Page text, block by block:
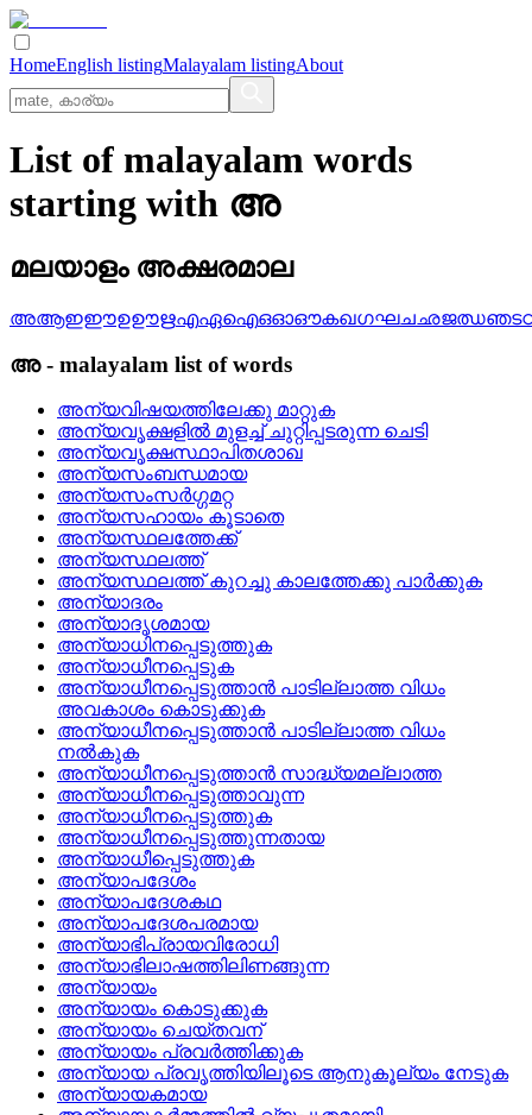
HomeEnglish listingMalayalam listingAbout
List of malayalam words
starting with അ
മലയാളം അക്ഷരമാല
അആഇഈഉഊഋഎഏഐഒഓഔകഖഗഘചഛജഝഞട
അ- malayalam list of words
അന്യവിഷയത്തിലേക്കു മാറ്റുക
അന്യവൃക്ഷളില്‍ മുളച്ച്‌ ചുറ്റിപ്പടരുന്ന ചെടി
അന്യവൃക്ഷസ്ഥാപിതശാഖ
അന്യസംബന്ധമായ
അന്യസംസര്‍ഗ്ഗമറ്റ
അന്യസഹായം കൂടാതെ
അന്യസ്ഥലത്തേക്ക്
അന്യസ്ഥലത്ത്
അന്യസ്ഥലത്ത്‌ കുറച്ചു കാലത്തേക്കു പാര്‍ക്കുക
അന്യാദരം
അന്യാദൃശമായ
അന്യാധിനപ്പെടുത്തുക
അന്യാധീനപ്പെടുക
അന്യാധീനപ്പെടുത്താന്‍ പാടില്ലാത്ത വിധം
അവകാശം കൊടുക്കുക
അന്യാധീനപ്പെടുത്താന്‍ പാടില്ലാത്ത വിധം
നല്‍കുക
അന്യാധീനപ്പെടുത്താന്‍ സാദ്ധ്യമല്ലാത്ത
അന്യാധീനപ്പെടുത്താവുന്ന
അന്യാധീനപ്പെടുത്തുക
അന്യാധീനപ്പെടുത്തുന്നതായ
അന്യാധീപ്പെടുത്തുക
അന്യാപദേശം
അന്യാപദേശകഥ
അന്യാപദേശപരമായ
അന്യാഭിപ്രായവിരോധി
അന്യാഭിലാഷത്തിലിണങ്ങുന്ന
അന്യായം
അന്യായം കൊടുക്കുക
അന്യായം ചെയ്‌തവന്
അന്യായം പ്രവര്‍ത്തിക്കുക
അന്യായ പ്രവൃത്തിയിലൂടെ ആനുകൂല്യം നേടുക
അന്യായകമായ